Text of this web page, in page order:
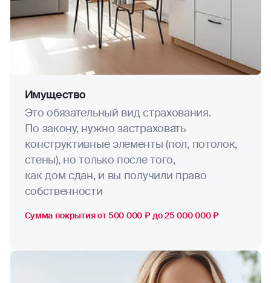
Имущество
Это обязательный вид страхования.
По закону, нужно застраховать
конструктивные элементы (пол, потолок,
стены), но только после того,
как дом сдан, и вы получили право
собственности
Сумма покрытия от 500 000 ₽ до 25 000 000 ₽